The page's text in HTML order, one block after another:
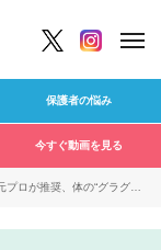
保護者の悩み
今すぐ動画を見る
ロが推奨、体の“グラグ